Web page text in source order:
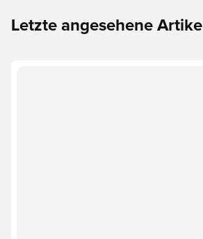
Letzte angesehene Artikel